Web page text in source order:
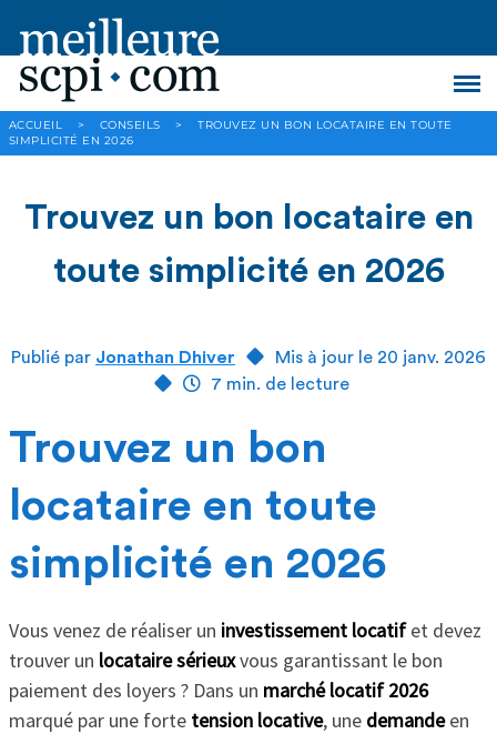
ACCUEIL > CONSEILS >
TROUVEZ UN BON LOCATAIRE EN TOUTE
SIMPLICITÉ EN 2026
Trouvez un bon locataire en
toute simplicité en 2026
Publié par Jonathan Dhiver
Mis à jour le 20 janv. 2026
7 min. de lecture
Trouvez un bon
locataire en toute
simplicité en 2026
Vous venez de réaliser un investissement locatifet devez
trouver un locataire sérieuxvous garantissant le bon
paiement des loyers ? Dans un marché locatif 2026
marqué par une forte tension locative, une demandeen